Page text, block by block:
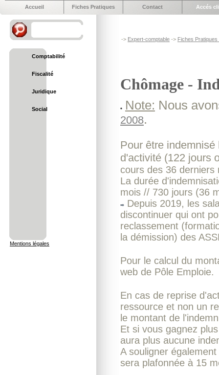
Accueil Fiches Pratiques Contact Accés
Comptabilité
Fiscalité
Juridique
Social
Mentions légales
-> Expert-comptable -> Fiches Pratiques
Chômage -
Note: Nous
2008.
Pour être
d'activité (122 jours
cours des 36
La durée
mois // 730 jours (36
Depuis 2019, les
discontinuer qui ont
reclassement
la démission) des
Pour le calcul du
web de Pôle Emploie.
En cas de reprise
ressource et non un
le montant de
Et si vous gagnez
aura plus aucune
A souligner
sera plafonnée à 15